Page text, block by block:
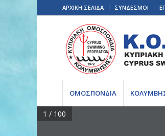
ΑΡΧΙΚΗ ΣΕΛΙΔΑ ΣΥΝΔΕΣΜΟΙ
ΟΜΟΣΠΟΝΔΙΑ
1 / 100